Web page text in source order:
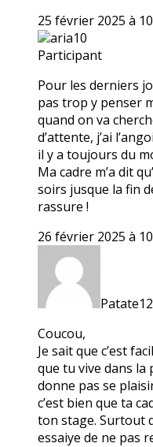
25 février 2025 à
aria10
Participant
Pour les derniers
pas trop y penser
quand on va
d’attente, j’ai
il y a toujours du
Ma cadre m’a dit
soirs jusque la fin
rassure !
26 février 2025 à
Patate12
Coucou,
Je sait que c’est
que tu vive dans la
donne pas se
c’est bien que ta
ton stage. Surtout
essaiye de ne pas